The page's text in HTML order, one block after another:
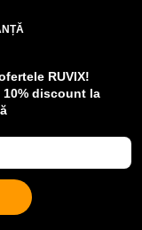
RUVIX!
10% discount la